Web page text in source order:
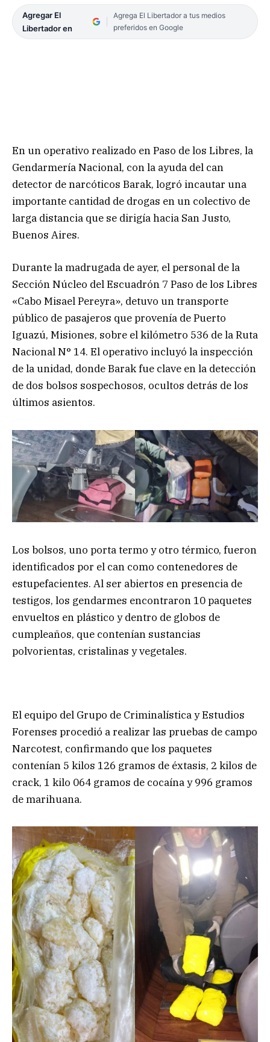
Agregar El
Libertador en
Agrega El Libertador a tus medios
preferidos en Google
En un operativo realizado en Paso de los Libres, la
Gendarmería Nacional, con la ayuda del can
detector de narcóticos Barak, logró incautar una
importante cantidad de drogas en un colectivo de
larga distancia que se dirigía hacia San Justo,
Buenos Aires.
Durante la madrugada de ayer, el personal de la
Sección Núcleo del Escuadrón 7 Paso de los Libres
«Cabo Misael Pereyra», detuvo un transporte
público de pasajeros que provenía de Puerto
Iguazú, Misiones, sobre el kilómetro 536 de la Ruta
Nacional N° 14. El operativo incluyó la inspección
de la unidad, donde Barak fue clave en la detección
de dos bolsos sospechosos, ocultos detrás de los
últimos asientos.
Los bolsos, uno porta termo y otro térmico, fueron
identificados por el can como contenedores de
estupefacientes. Al ser abiertos en presencia de
testigos, los gendarmes encontraron 10 paquetes
envueltos en plástico y dentro de globos de
cumpleaños, que contenían sustancias
polvorientas, cristalinas y vegetales.
El equipo del Grupo de Criminalística y Estudios
Forenses procedió a realizar las pruebas de campo
Narcotest, confirmando que los paquetes
contenían 5 kilos 126 gramos de éxtasis, 2 kilos de
crack, 1 kilo 064 gramos de cocaína y 996 gramos
de marihuana.